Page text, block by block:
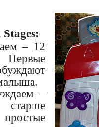
– 12
Первые
–